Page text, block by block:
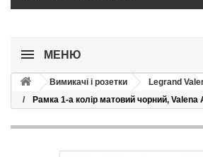
МЕНЮ
Вимикачі і розетки
Legrand
Рамка 1-а колір матовий чорний, Valena